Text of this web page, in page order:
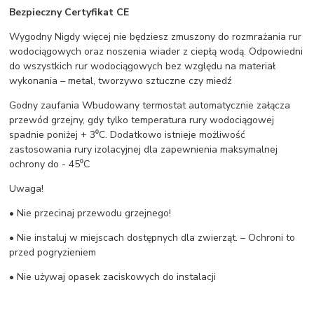
Bezpieczny Certyfikat CE
Wygodny Nigdy więcej nie będziesz zmuszony do rozmrażania rur
wodociągowych oraz noszenia wiader z ciepłą wodą. Odpowiedni
do wszystkich rur wodociągowych bez względu na materiał
wykonania – metal, tworzywo sztuczne czy miedź
Godny zaufania Wbudowany termostat automatycznie załącza
przewód grzejny, gdy tylko temperatura rury wodociągowej
spadnie poniżej + 3⁰C. Dodatkowo istnieje możliwość
zastosowania rury izolacyjnej dla zapewnienia maksymalnej
ochrony do - 45⁰C
Uwaga!
• Nie przecinaj przewodu grzejnego!
• Nie instaluj w miejscach dostępnych dla zwierząt. – Ochroni to
przed pogryzieniem
• Nie używaj opasek zaciskowych do instalacji